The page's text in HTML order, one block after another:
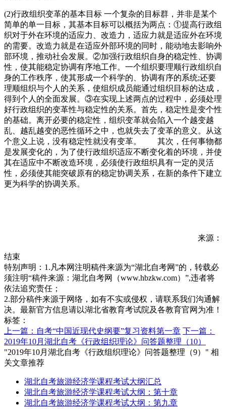
(2)行政组织变革的基本目标 一个复杂的目标群，并非是某个
简单的单一目标，其基本目标可以概括为两点：①提高行政组
织对于外在环境的适应力、改造力，适应力就是适应外在环境
的需要。改造力就是在适应外部环境的同时，能动地去影响外
部环境，推动社会发展。②加强行政组织自身的稳定性、协调
性，使其能稳定协调有序地工作。一个组织要理顺行政组织自
身的工作秩序，使其形成一个科学的、协调有序的系统;还要
理顺组织与个人的关系，使组织成员能通过组织目标的达成，
得到个人的全面发展。③在实现上述两点的过程中，必须处理
好行政组织的变革性与稳定性的关系。首先，稳定性是变个性
的基础。离开必要的稳定性，组织变革就会陷入一个越变越
乱、越乱越变的恶性循环之中，也就失去了变革的意义。从这
个意义上说，没有稳定性就没有变革。 其次，任何事物都
是发展变化的，为了使行政组织适应不断变化着的环境，并使
其在适应中不断改造环境，必须使行政组织具有一定的灵活
性，必须使其能突破原有的稳定协调关系，在新的条件下建立
更为科学的协调关系。
来源：
结束
特别声明：1.凡本网注明稿件来源为“湖北自考网”的，转载必
须注明“稿件来源：湖北自考网（www.hbzkw.com）”,违者将
依法追究责任；
2.部分稿件来源于网络，如有不实或侵权，请联系我们沟通解
决。最新官方信息请以湖北省教育考试院及各教育官网为准！
标签：
上一篇：自考“中国近现代史纲要”复习资料第一章 下一篇：
2019年10月湖北自考《行政组织理论》问答题整理（10）
"2019年10月湖北自考《行政组织理论》问答题整理（9）" 相
关文章推荐
湖北自考旅游经济学课程考试大纲汇总
湖北自考旅游经济学课程考试大纲：第十章
湖北自考旅游经济学课程考试大纲：第九章